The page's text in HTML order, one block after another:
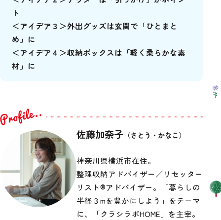
ト
＜アイデア３＞外出グッズは玄関で「ひとまと
め」に
＜アイデア４＞収納ボックスは「軽く柔らかな素
材」に
佐藤加奈子 （さとう・かなこ）
神奈川県横浜市在住。
整理収納アドバイザー／リセッター
リスト®︎アドバイザー。「暮らしの
半径３mを豊かにしよう」をテーマ
に、「クラシラボHOME」を主宰。
# 保育所 # 幼稚園 # 小学校 # 中学校
# おトク
# ふれあう # まなぶ # 安全安心
# 未来 # 夜 # 緑あふれる
記事を探す